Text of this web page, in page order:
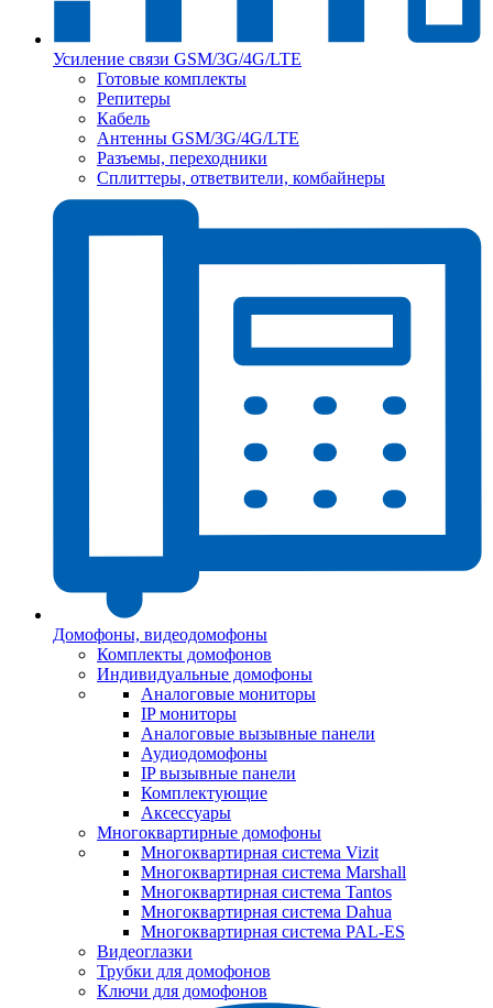
Усиление связи GSM/3G/4G/LTE
Готовые комплекты
Репитеры
Кабель
Антенны GSM/3G/4G/LTE
Разъемы, переходники
Сплиттеры, ответвители, комбайнеры
Домофоны, видеодомофоны
Комплекты домофонов
Индивидуальные домофоны
Аналоговые мониторы
IP мониторы
Аналоговые вызывные панели
Аудиодомофоны
IP вызывные панели
Комплектующие
Аксессуары
Многоквартирные домофоны
Многоквартирная система Vizit
Многоквартирная система Marshall
Многоквартирная система Tantos
Многоквартирная система Dahua
Многоквартирная система PAL-ES
Видеоглазки
Трубки для домофонов
Ключи для домофонов